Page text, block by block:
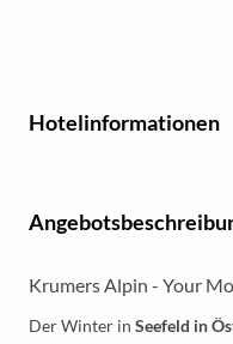
Hotelinformationen
Krumers Alpin - Your
Der Winter in Seefeld in